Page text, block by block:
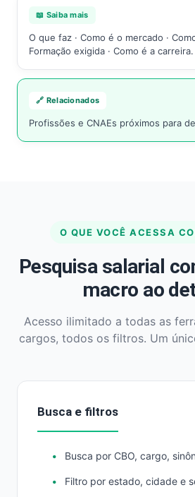
📖 Saiba mais
O que faz · Como é o mercado ·
Formação exigida · Como é a carreira.
🔗 Relacionados
Profissões e CNAEs próximos para
O QUE VOCÊ ACESSA
Pesquisa salarial
macro ao
Acesso ilimitado a todas as
cargos, todos os filtros. Um
Busca e filtros
Busca por CBO, cargo,
Filtro por estado, cidade e